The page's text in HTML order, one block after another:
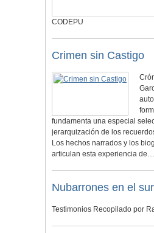
CODEPU
Crimen sin Castigo
fundamenta una especial
jerarquización de los
Los hechos narrados y los
articulan esta experiencia de…
Nubarrones en el sur
Testimonios Recopilado por